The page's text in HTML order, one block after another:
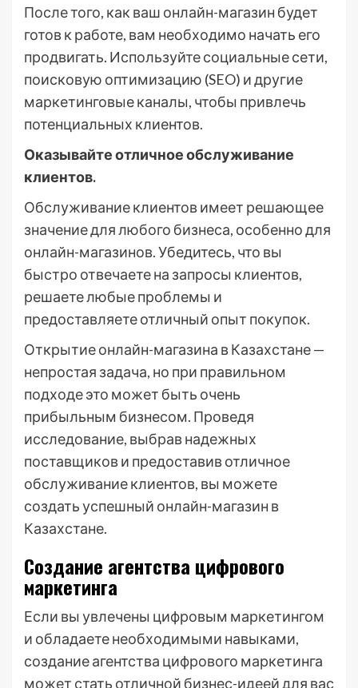
После того, как ваш онлайн-магазин будет
готов к работе, вам необходимо начать его
продвигать. Используйте социальные сети,
поисковую оптимизацию (SEO) и другие
маркетинговые каналы, чтобы привлечь
потенциальных клиентов.
Оказывайте отличное обслуживание
клиентов.
Обслуживание клиентов имеет решающее
значение для любого бизнеса, особенно для
онлайн-магазинов. Убедитесь, что вы
быстро отвечаете на запросы клиентов,
решаете любые проблемы и
предоставляете отличный опыт покупок.
Открытие онлайн-магазина в Казахстане —
непростая задача, но при правильном
подходе это может быть очень
прибыльным бизнесом. Проведя
исследование, выбрав надежных
поставщиков и предоставив отличное
обслуживание клиентов, вы можете
создать успешный онлайн-магазин в
Казахстане.
Создание агентства цифрового
маркетинга
Если вы увлечены цифровым маркетингом
и обладаете необходимыми навыками,
создание агентства цифрового маркетинга
может стать отличной бизнес-идеей для вас